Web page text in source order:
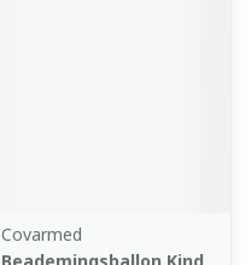
Covarmed